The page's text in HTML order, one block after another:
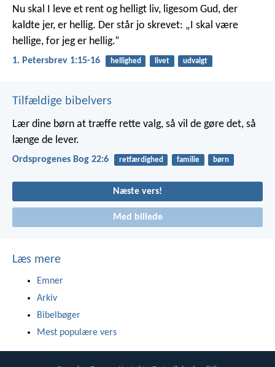
Nu skal I leve et rent og helligt liv, ligesom Gud, der
kaldte jer, er hellig. Der står jo skrevet: „I skal være
hellige, for jeg er hellig.”
1. Petersbrev 1:15-16 hellighed livet udvalgt
Tilfældige bibelvers
Lær dine børn at træffe rette valg, så vil de gøre det, så
længe de lever.
Ordsprogenes Bog 22:6 retfærdighed familie børn
Næste vers!
Med billede
Læs mere
Emner
Arkiv
Bibelbøger
Mest populære vers